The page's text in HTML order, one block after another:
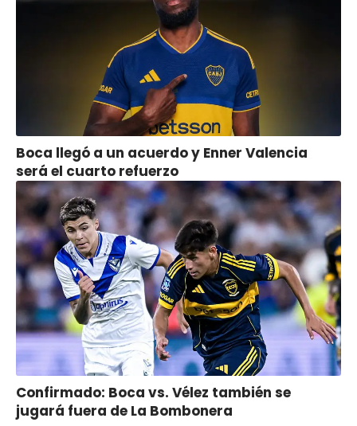
Boca llegó a un acuerdo y Enner Valencia
será el cuarto refuerzo
Confirmado: Boca vs. Vélez también se
jugará fuera de La Bombonera